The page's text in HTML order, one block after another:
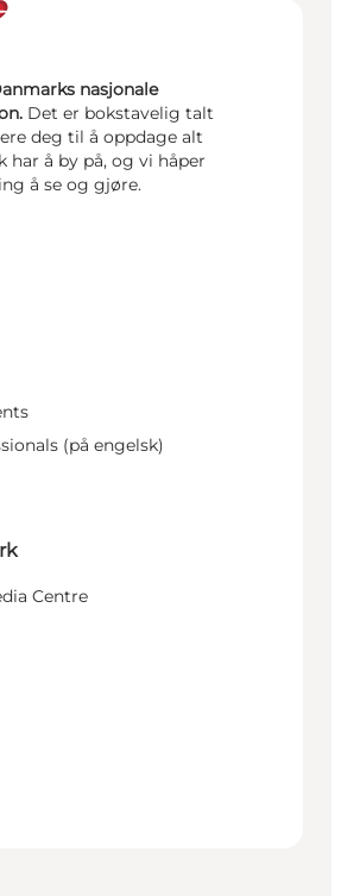
nasjonale
Det er bokstavelig talt
deg til å oppdage alt
har å by på, og vi håper
å se og gjøre.
(på engelsk)
Centre